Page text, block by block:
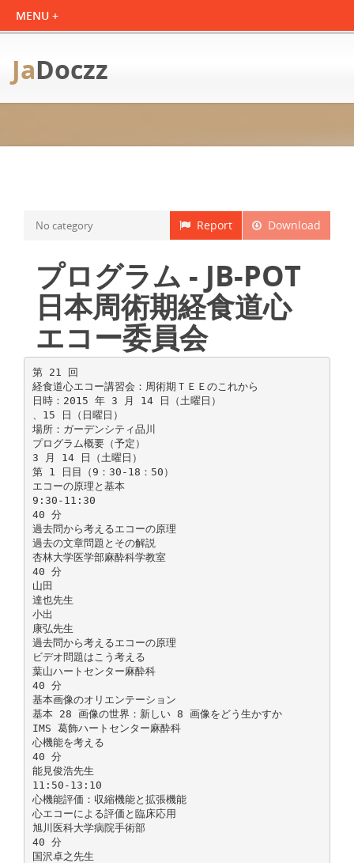
JaDoczz
Download
Report
No category
プログラム - JB-POT
日本周術期経食道心
エコー委員会
第 21 回
経食道心エコー講習会：周術期ＴＥＥのこれから
日時：2015 年 3 月 14 日（土曜日）
、15 日（日曜日）
場所：ガーデンシティ品川
プログラム概要（予定）
3 月 14 日（土曜日）
第 1 日目（9：30-18：50）
エコーの原理と基本
9:30-11:30
40 分
過去問から考えるエコーの原理
過去の文章問題とその解説
杏林大学医学部麻酔科学教室
40 分
山田
達也先生
小出
康弘先生
過去問から考えるエコーの原理
ビデオ問題はこう考える
葉山ハートセンター麻酔科
40 分
基本画像のオリエンテーション
基本 28 画像の世界：新しい 8 画像をどう生かすか
IMS 葛飾ハートセンター麻酔科
心機能を考える
40 分
能見俊浩先生
11:50-13:10
心機能評価：収縮機能と拡張機能
心エコーによる評価と臨床応用
旭川医科大学病院手術部
40 分
国沢卓之先生